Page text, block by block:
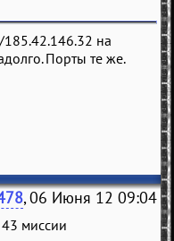
на
Порты те же.
, 06 Июня 12 09:04
миссии